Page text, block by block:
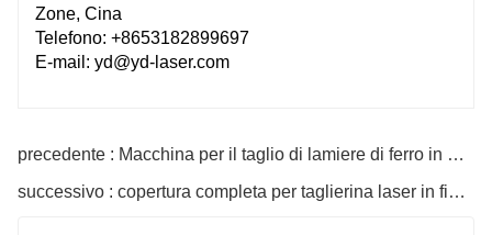
Zone, Cina
Telefono: +8653182899697
E-mail: yd@yd-laser.com
precedente : Macchina per il taglio di lamiere di ferro in metallo con laser in fibra D cnc 6000w
successivo : copertura completa per taglierina laser in fibra di lamiera di rame